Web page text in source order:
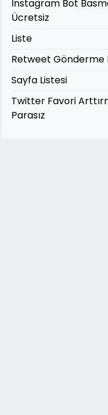
Instagram Bot
Ücretsiz
Liste
Retweet Gönderme
Sayfa Listesi
Twitter Favori
Parasız